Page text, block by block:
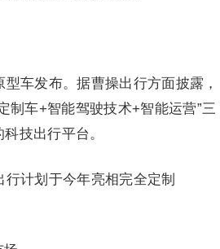
车发布。据曹操出行方面披露，
制车+智能驾驶技术+智能运营”三
技出行平台。
计划于今年亮相完全定制